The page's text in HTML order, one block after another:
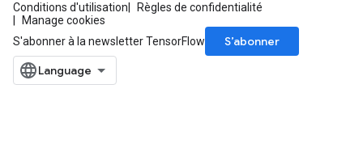
Conditions d'utilisation
Règles de confidentialité
Manage cookies
S'abonner à la newsletter TensorFlow
S’abonner